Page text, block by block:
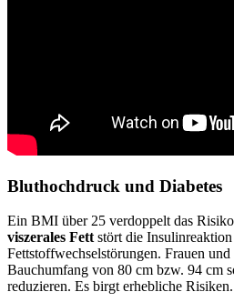
Bluthochdruck und Diabetes
Ein BMI über 25 verdoppelt das
viszerales Fettstört die
Fettstoffwechselstörungen. Frauen
Bauchumfang von 80 cm bzw. 94 cm
reduzieren. Es birgt erhebliche Risiken.